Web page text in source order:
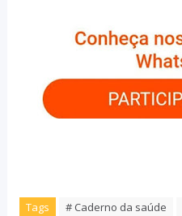
Tags # Caderno da saúde